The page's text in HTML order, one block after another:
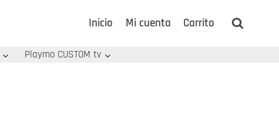
Inicio Mi cuenta Carrito
Playmo CUSTOM tv